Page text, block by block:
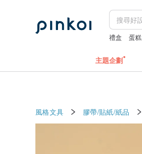
禮盒 蛋糕
主題企劃
風格文具 膠帶/貼紙/紙品